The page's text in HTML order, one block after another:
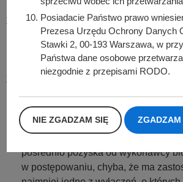
mowa w art. 20 RODO;
na podstawie 21 RODO prawo
przetwarzania danych osobowych,
prawną przetwarzania Pani/Pana
jest art. 6 ust. 1 lit. c RODO.
Jednocześnie Zamawiający
14 RODO względem osób
przekazane zostaną
pośrednio pozyska od wykonawcy
w postępowaniu, chyba, że ma
Posiadacie Państwo prawo
Prezesa Urzędu Ochrony Danych
Stawki 2, 00-193 Warszawa, w
Państwa dane osobowe
niezgodnie z przepisami RODO.
NIE ZGADZAM SIĘ ZGADZAM